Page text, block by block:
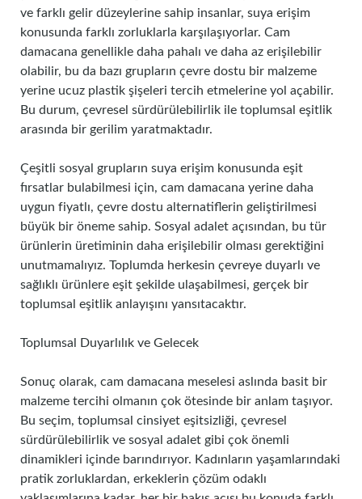
ve farklı gelir düzeylerine sahip insanlar, suya erişim
konusunda farklı zorluklarla karşılaşıyorlar. Cam
damacana genellikle daha pahalı ve daha az erişilebilir
olabilir, bu da bazı grupların çevre dostu bir malzeme
yerine ucuz plastik şişeleri tercih etmelerine yol açabilir.
Bu durum, çevresel sürdürülebilirlik ile toplumsal eşitlik
arasında bir gerilim yaratmaktadır.
Çeşitli sosyal grupların suya erişim konusunda eşit
fırsatlar bulabilmesi için, cam damacana yerine daha
uygun fiyatlı, çevre dostu alternatiflerin geliştirilmesi
büyük bir öneme sahip. Sosyal adalet açısından, bu tür
ürünlerin üretiminin daha erişilebilir olması gerektiğini
unutmamalıyız. Toplumda herkesin çevreye duyarlı ve
sağlıklı ürünlere eşit şekilde ulaşabilmesi, gerçek bir
toplumsal eşitlik anlayışını yansıtacaktır.
Toplumsal Duyarlılık ve Gelecek
Sonuç olarak, cam damacana meselesi aslında basit bir
malzeme tercihi olmanın çok ötesinde bir anlam taşıyor.
Bu seçim, toplumsal cinsiyet eşitsizliği, çevresel
sürdürülebilirlik ve sosyal adalet gibi çok önemli
dinamikleri içinde barındırıyor. Kadınların yaşamlarındaki
pratik zorluklardan, erkeklerin çözüm odaklı